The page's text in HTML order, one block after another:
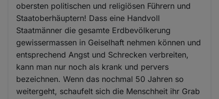
obersten politischen und religiösen Führern und
Staatoberhäuptern! Dass eine Handvoll
Staatmänner die gesamte Erdbevölkerung
gewissermassen in Geiselhaft nehmen können und
entsprechend Angst und Schrecken verbreiten,
kann man nur noch als krank und pervers
bezeichnen. Wenn das nochmal 50 Jahren so
weitergeht, schaufelt sich die Menschheit ihr Grab